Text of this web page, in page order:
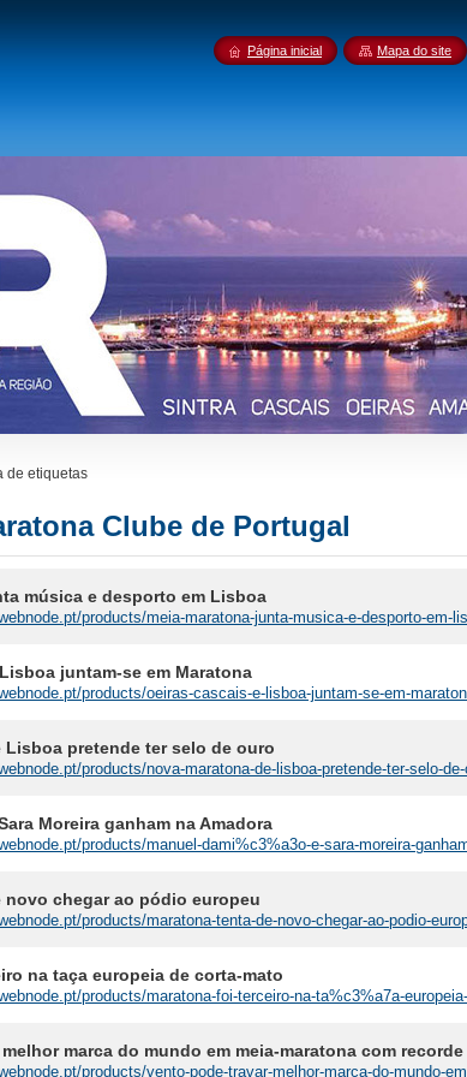
de etiquetas
Clube de Portugal
música e desporto em Lisboa
products/meia-maratona-junta-musica-e-desporto-em-
juntam-se em Maratona
products/oeiras-cascais-e-lisboa-juntam-se-em-
Lisboa pretende ter selo de ouro
products/nova-maratona-de-lisboa-pretende-ter-selo-
Moreira ganham na Amadora
products/manuel-dami%c3%a3o-e-sara-moreira-
novo chegar ao pódio europeu
products/maratona-tenta-de-novo-chegar-ao-podio-
na taça europeia de corta-mato
products/maratona-foi-terceiro-na-ta%c3%a7a-
marca do mundo em meia-maratona com
products/vento-pode-travar-melhor-marca-do-mundo-
Página inicial Mapa do site